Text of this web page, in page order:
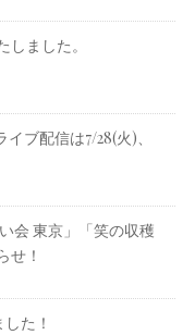
ました。
ブ配信は7/28(火)、
会 東京」「笑の収穫
せ！
た！